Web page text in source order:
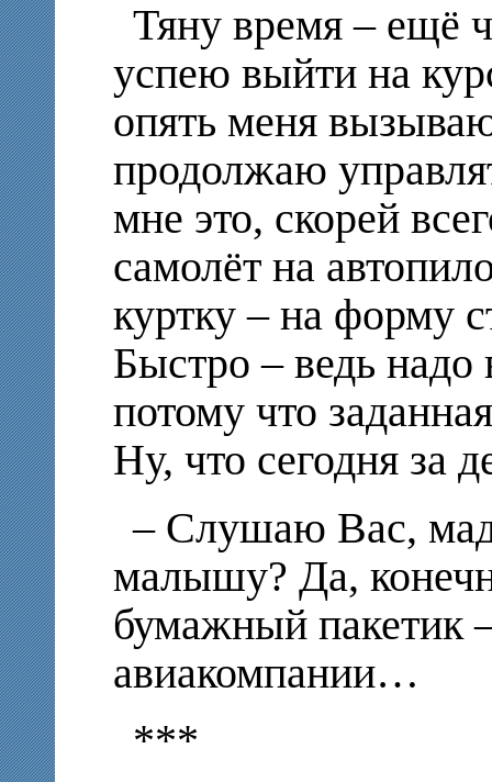
Тяну время – ещё
успею выйти на
опять меня
продолжаю
мне это, скорей
самолёт на
куртку – на форму
Быстро – ведь надо
потому что
Ну, что сегодня за
– Слушаю Вас,
малышу? Да,
бумажный пакетик
авиакомпании…
***